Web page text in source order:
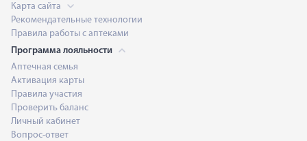
Карта сайта
Рекомендательные технологии
Правила работы с аптеками
Программа лояльности
Аптечная семья
Активация карты
Правила участия
Проверить баланс
Личный кабинет
Вопрос-ответ